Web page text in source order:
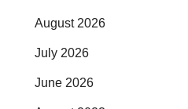
August 2026
July 2026
June 2026